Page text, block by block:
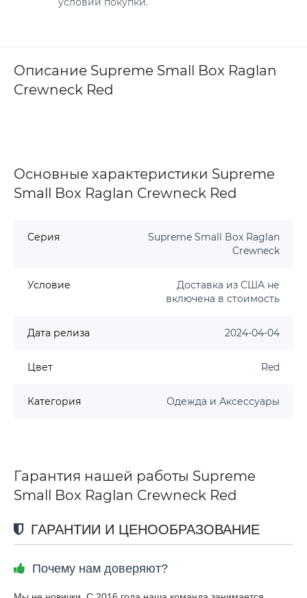
Описание Supreme Small Box Raglan
Crewneck Red
Основные характеристики Supreme
Small Box Raglan Crewneck Red
Серия
Supreme Small Box Raglan
Crewneck
Условие
Доставка из США не
включена в стоимость
Дата релиза 2024-04-04
Цвет Red
Категория Одежда и Аксессуары
Гарантия нашей работы Supreme
Small Box Raglan Crewneck Red
ГАРАНТИИ И ЦЕНООБРАЗОВАНИЕ
Почему нам доверяют?